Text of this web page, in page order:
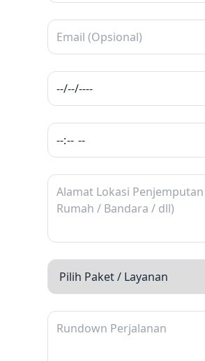
Kawasan wisata budaya yang
suasana kampung tempo dulu
bangunan lawas dan aktivitas
Bandara
internasional di Jawa Timur,
wilayah Sidoarjo dan
ke pusat Kota Surabaya
dan tol.
Stasiun Kereta Api
Stasiun Surabaya Gubeng
utama untuk kereta jarak jauh
menengah, melayani rute
Stasiun Pasar Turi – Pusat
kereta lintas utara Jawa,